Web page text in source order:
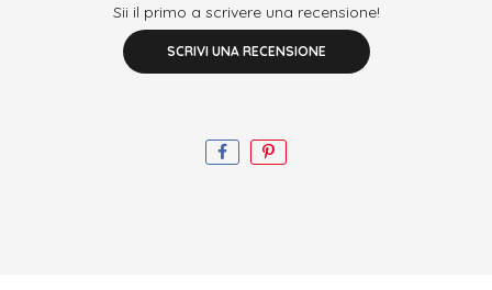
Sii il primo a scrivere una recensione!
SCRIVI UNA RECENSIONE